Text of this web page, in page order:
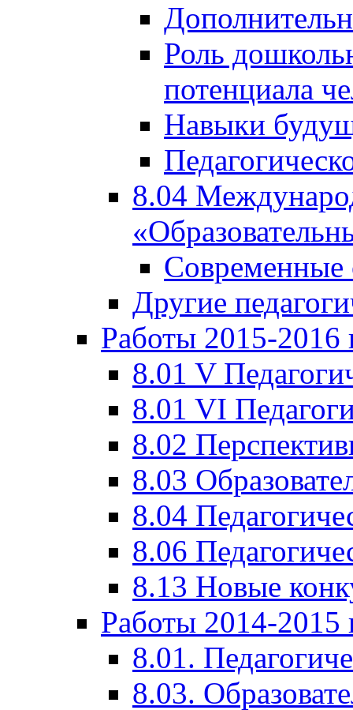
Роль
потенциала
Навыки
8.04
Современные
Другие
Работы 2015-2016
8.01 V
8.01 VI
8.02
8.03
8.04
8.06
8.13 Новые
Работы 2014-2015
8.01.
8.03.